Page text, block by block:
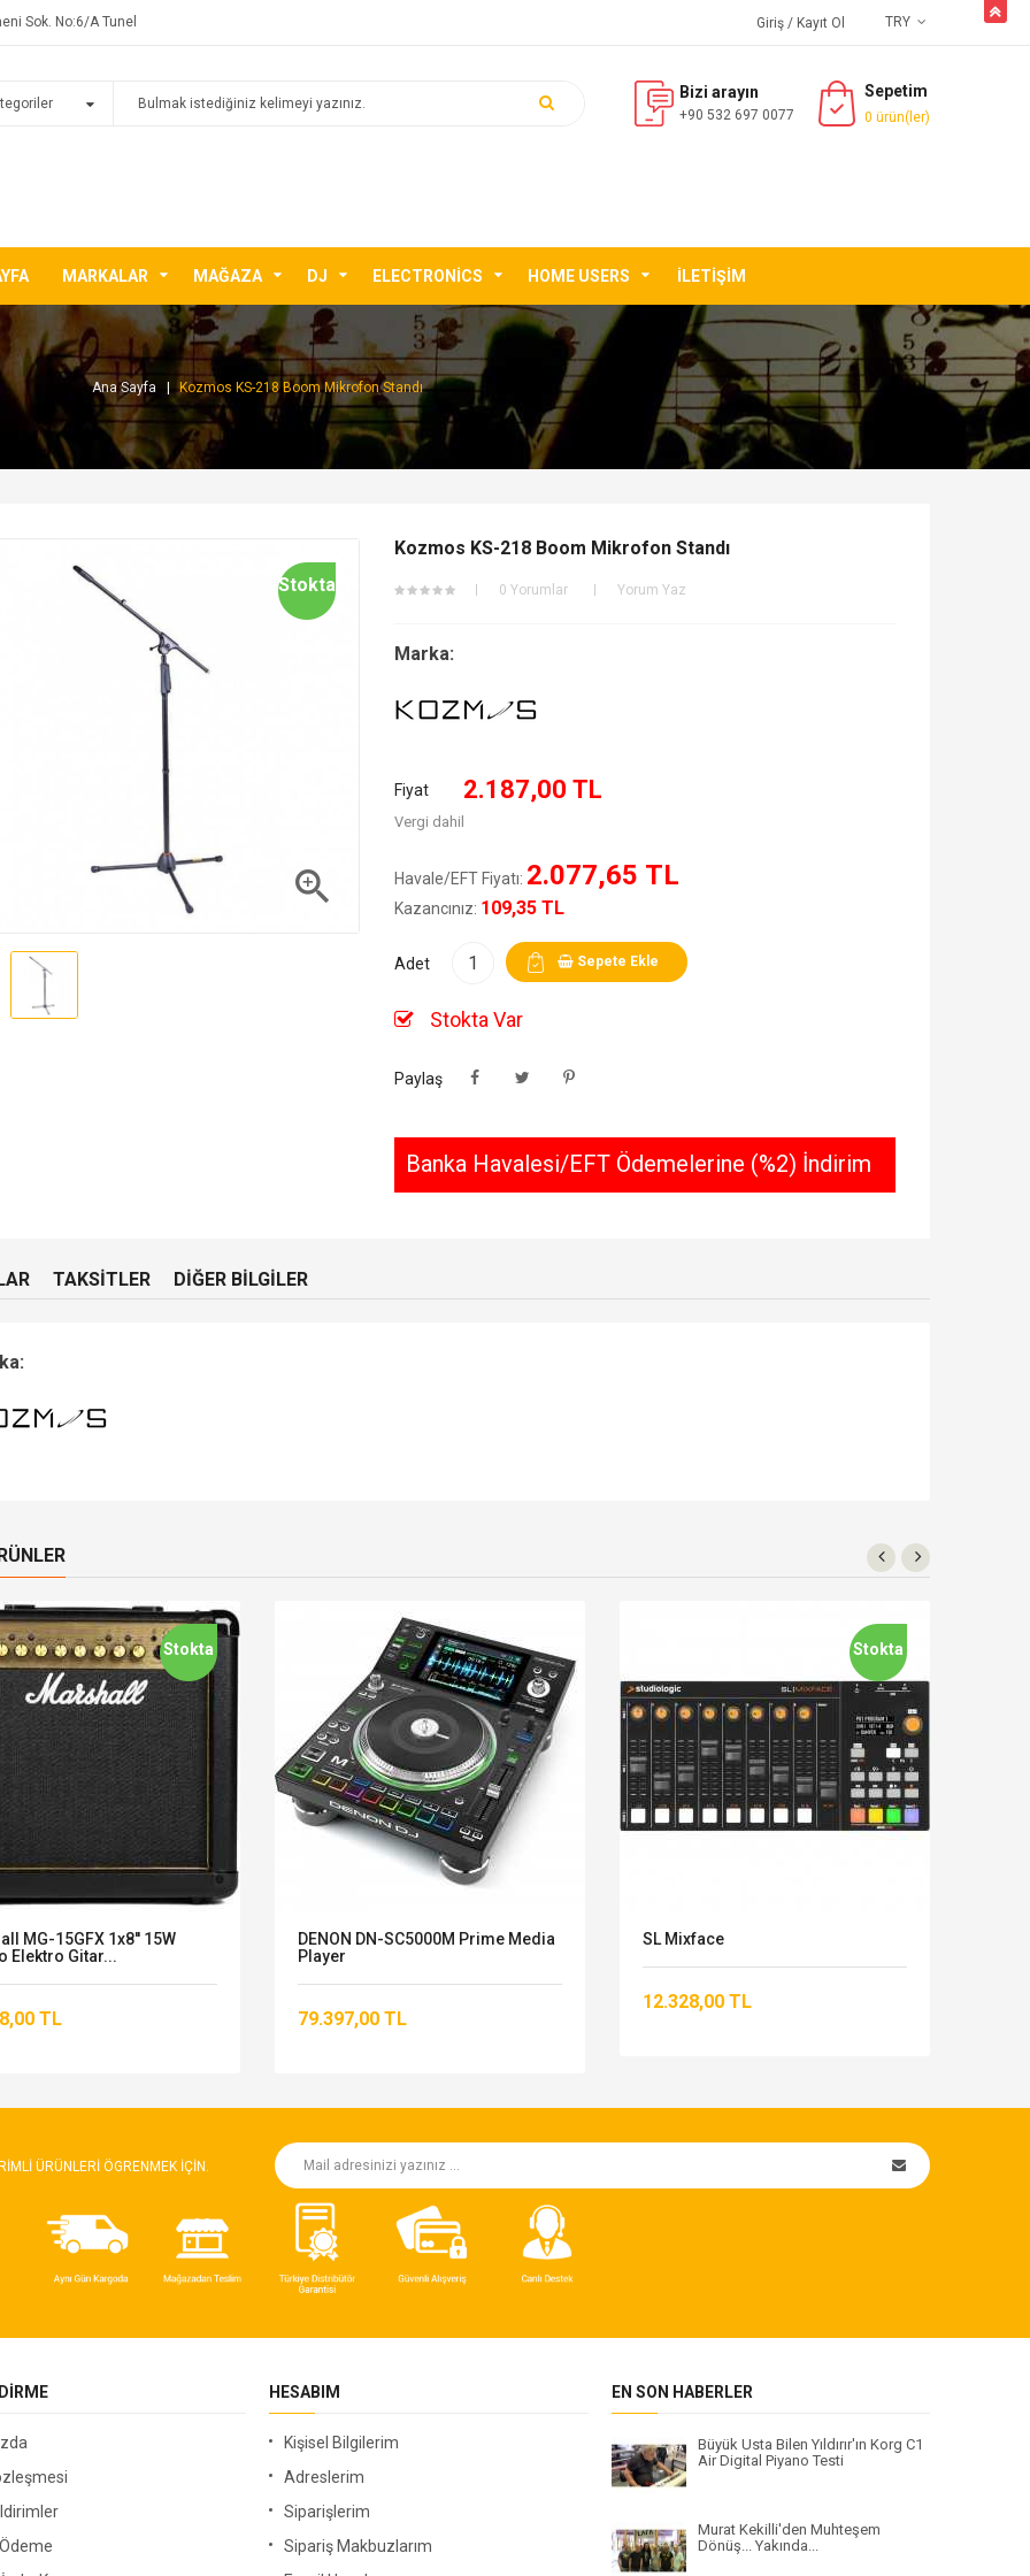
Sok. No:6/A Tunel TRY
Giriş / Kayıt Ol
Bizi arayın
+90 532 697 0077
Sepetim
0 ürün(ler)
MARKALAR MAĞAZA DJ ELECTRONICS HOME USERS İLETIŞIM
Ana Sayfa Kozmos KS-218 Boom Mikrofon Standı

Stokta
Kozmos KS-218 Boom Mikrofon Standı
0 Yorumlar Yorum Yaz
Marka:
Fiyat 2.187,00 TL
Vergi dahil
Havale/EFT Fiyatı: 2.077,65 TL
Kazancınız: 109,35 TL
Adet Sepete Ekle
Stokta Var
Paylaş
Banka Havalesi/EFT Ödemelerine (%2) İndirim
TAKSITLER DIĞER BILGILER
Stokta
MG-15GFX 1x8'' 15W
Elektro Gitar...
TL
DENON DN-SC5000M Prime Media
Player
79.397,00 TL
Stokta
SL Mixface
12.328,00 TL
ÜRÜNLERI ÖGRENMEK IÇIN.
HESABIM
Kişisel Bilgilerim
Adreslerim
Siparişlerim
Sipariş Makbuzlarım
EN SON HABERLER
Büyük Usta Bilen Yıldırır'ın Korg C1
Air Digital Piyano Testi
Murat Kekilli'den Muhteşem
Dönüş... Yakında...